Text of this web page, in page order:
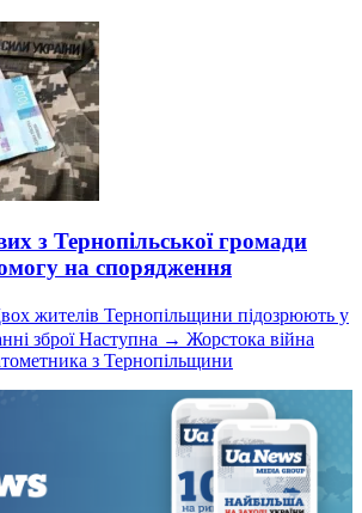
з Тернопільської громади
на спорядження
жителів Тернопільщини підозрюють у
зброї Наступна → Жорстока війна
з Тернопільщини